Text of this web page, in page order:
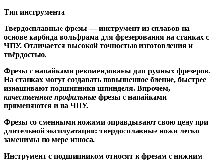
Тип инструмента
Твердосплавные фрезы — инструмент из сплавов на
основе карбида вольфрама для фрезерования на станках с
ЧПУ. Отличается высокой точностью изготовления и
твёрдостью.
Фрезы с напайками рекомендованы для ручных фрезеров.
На станках могут создавать повышенное биение, быстрее
изнашивают подшипники шпинделя. Впрочем,
качественные профильные фрезы с напайками
применяются и на ЧПУ.
Фрезы со сменными ножами оправдывают свою цену при
длительной эксплуатации: твердосплавные ножи легко
заменимы по мере износа.
Инструмент с подшипником относят к фрезам с нижним